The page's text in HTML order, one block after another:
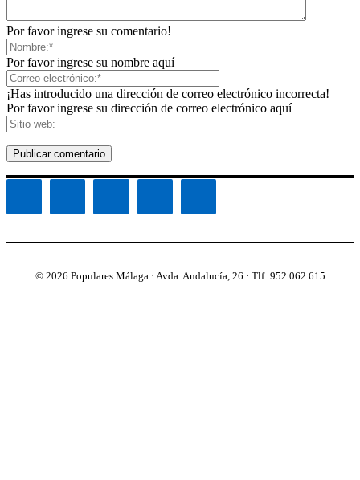
Por favor ingrese su comentario!
Por favor ingrese su nombre aquí
¡Has introducido una dirección de correo electrónico incorrecta!
Por favor ingrese su dirección de correo electrónico aquí
© 2026 Populares Málaga · Avda. Andalucía, 26 · Tlf: 952 062 615